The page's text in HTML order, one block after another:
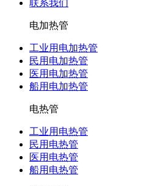
联系我们
电加热管
工业用电加热管
民用电加热管
医用电加热管
船用电加热管
电热管
工业用电热管
民用电热管
医用电热管
船用电热管